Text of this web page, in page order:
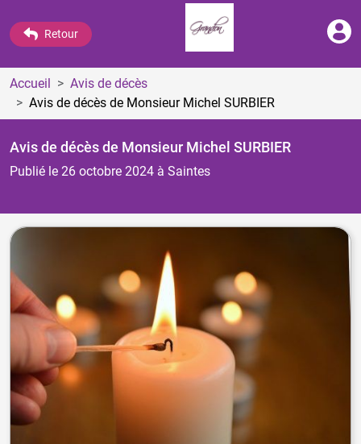
Retour
Accueil
Avis de décès
Avis de décès de Monsieur Michel SURBIER
Avis de décès de Monsieur Michel SURBIER
Publié le 26 octobre 2024 à Saintes